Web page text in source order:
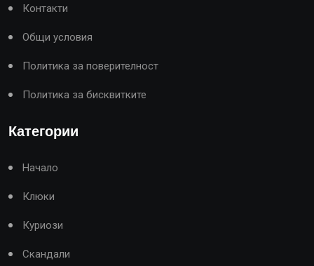
Контакти
Общи условия
Политика за поверителност
Политика за бисквитките
Категории
Начало
Клюки
Куриози
Скандали